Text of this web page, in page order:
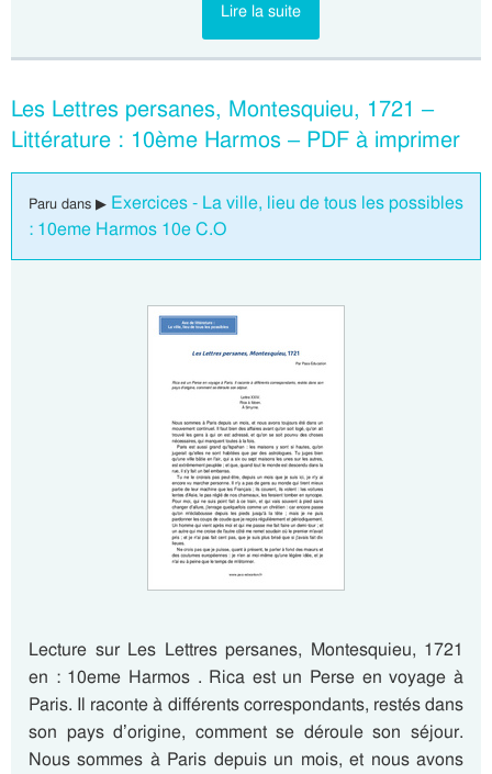
Lire la suite
Les Lettres persanes, Montesquieu, 1721 –
Littérature : 10ème Harmos – PDF à imprimer
Paru dans ▶ Exercices - La ville, lieu de tous les possibles
: 10eme Harmos 10e C.O
Lecture sur Les Lettres persanes, Montesquieu, 1721
en : 10eme Harmos . Rica est un Perse en voyage à
Paris. Il raconte à différents correspondants, restés dans
son pays d’origine, comment se déroule son séjour.
Nous sommes à Paris depuis un mois, et nous avons